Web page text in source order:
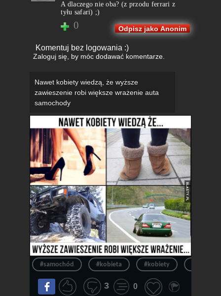
A dlaczego nie oba? (z przodu ferrari z
tyłu safari) ;)
0 Odpisz jako Anonim
Komentuj bez logowania :)
Zaloguj się, by móc dodawać komentarze.
Nawet kobiety wiedzą, że wyższe
zawieszenie robi większe wrażenie auta
samochody
#samochód #kobieta #kobiety
3 0